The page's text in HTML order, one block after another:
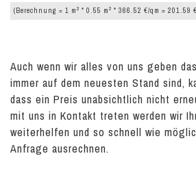
(Berechnung = 1 m 2 * 0.55 m 2 * 366.52 €/qm = 201.59
Auch wenn wir alles von uns geben
immer auf dem neuesten Stand sind,
dass ein Preis unabsichtlich nicht
mit uns in Kontakt treten werden wir
weiterhelfen und so schnell wie
Anfrage ausrechnen.